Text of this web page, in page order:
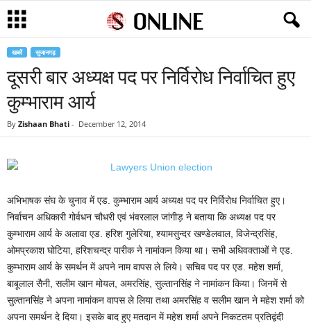
खबरें सुजानगढ़
दूसरी बार अध्यक्ष पद पर निर्विरोध निर्वाचित हुए
कुम्भाराम आर्य
By Zishaan Bhati - December 12, 2014
अभिभाषक संघ के चुनाव में एड. कुम्भाराम आर्य अध्यक्ष पद पर निर्विरोध निर्वाचित हुए।
निर्वाचन अधिकारी गोर्वधन चौधरी एवं भंवरलाल जांगीड़ ने बताया कि अध्यक्ष पद पर
कुम्भाराम आर्य के अलावा एड. हरिश गुलेरिया, श्यामसुन्दर खण्डेलवाल, विजेन्द्रसिंह,
ओमप्रकाश घोटिया, हरिशचन्द्र पारीक ने नामांकन किया था। सभी अधिवक्ताओं ने एड.
कुम्भाराम आर्य के समर्थन में अपने नाम वापस ले लिये। सचिव पद पर एड. महेश शर्मा,
बाबूलाल सैनी, सलीम खान मोयल, अमरसिंह, सुल्तानसिंह ने नामांकन किया। जिनमें से
सुल्तानसिंह ने अपना नामांकन वापस ले लिया तथा अमरसिंह व सलीम खान ने महेश शर्मा को
अपना समर्थन दे दिया। इसके बाद हुए मतदान में महेश शर्मा अपने निकटतम प्रतिद्वंदी